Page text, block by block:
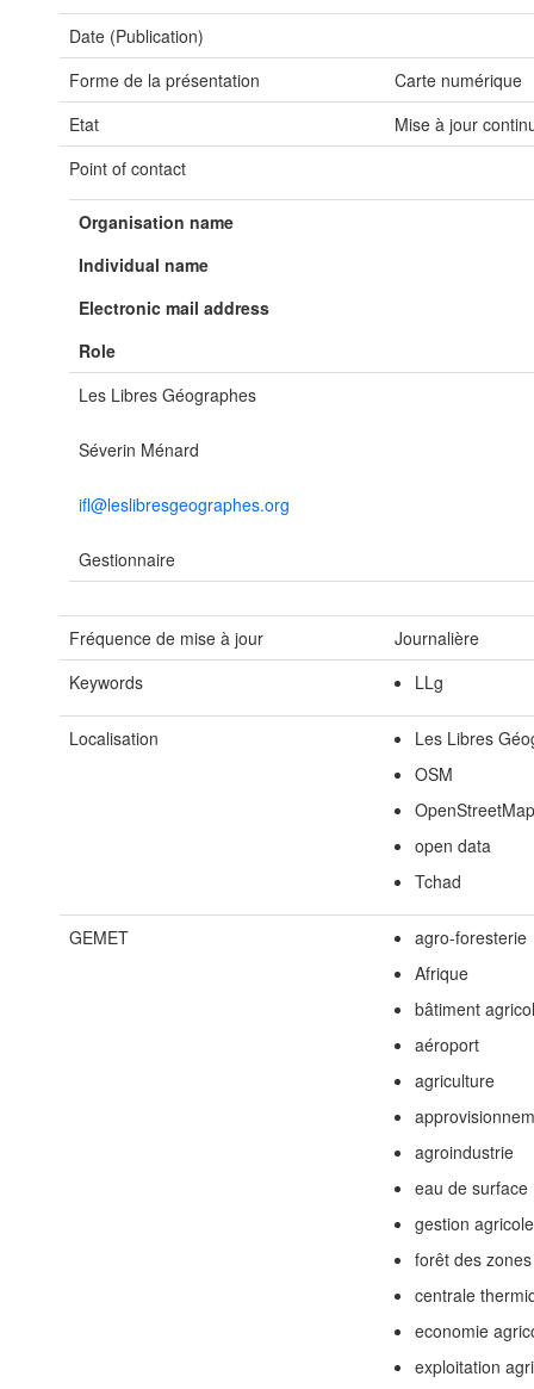
Date (Publication)
Forme de la présentation
Carte numérique
Etat
Mise à jour
Point of contact
Organisation name
Individual name
Electronic mail address
Role
Les Libres Géographes
Séverin Ménard
ifl@leslibresgeographes.org
Gestionnaire
Fréquence de mise à jour
Journalière
Keywords
LLg
Localisation
Les Libres
OSM
open data
Tchad
GEMET
agro-foresterie
Afrique
bâtiment
aéroport
agriculture
agroindustrie
eau de surface
gestion agricole
forêt des
centrale
economie
exploitation